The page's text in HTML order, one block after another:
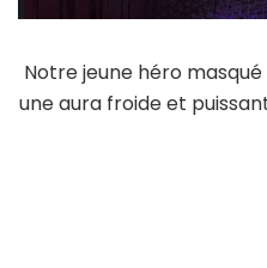
Notre jeune héro
une aura froide et